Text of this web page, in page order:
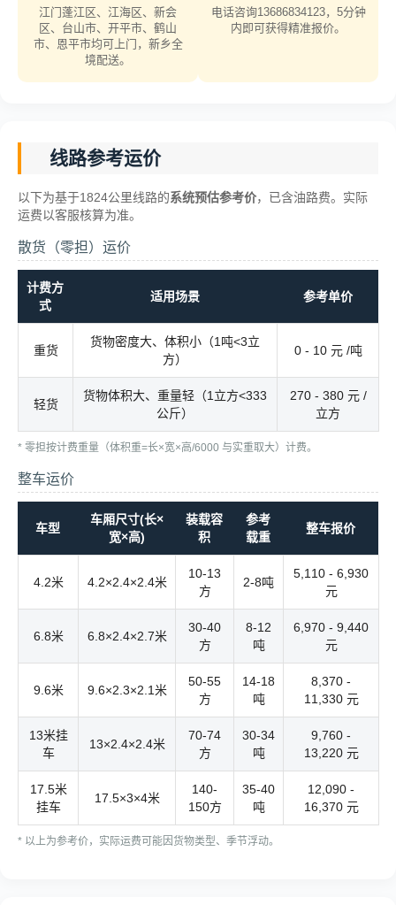
江门蓬江区、江海区、新会
区、台山市、开平市、鹤山
市、恩平市均可上门，新乡全
境配送。
电话咨询13686834123，5分钟
内即可获得精准报价。
线路参考运价
以下为基于1824公里线路的系统预估参考价，已含油路费。实际
运费以客服核算为准。
散货（零担）运价
计费方
式
适用场景 参考单价
重货
货物密度大、体积小（1吨<3立
方）
0 - 10 元 /吨
轻货
货物体积大、重量轻（1立方<333
公斤）
270 - 380 元 /
立方
* 零担按计费重量（体积重=长×宽×高/6000 与实重取大）计费。
整车运价
车型
车厢尺寸(长×
宽×高)
装载容
积
参考
载重
整车报价
4.2米 4.2×2.4×2.4米
10-13
方
2-8吨
5,110 - 6,930
元
6.8米 6.8×2.4×2.7米
30-40
方
8-12
吨
6,970 - 9,440
元
9.6米 9.6×2.3×2.1米
50-55
方
14-18
吨
8,370 -
11,330 元
13米挂
车
13×2.4×2.4米
70-74
方
30-34
吨
9,760 -
13,220 元
17.5米
挂车
17.5×3×4米
140-
150方
35-40
吨
12,090 -
16,370 元
* 以上为参考价，实际运费可能因货物类型、季节浮动。